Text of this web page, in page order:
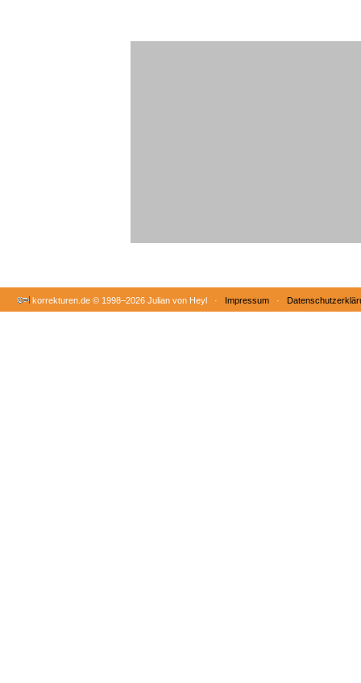
korrekturen.de © 1998–2026 Julian von Heyl · Impressum ·